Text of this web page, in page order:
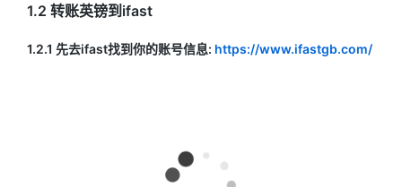
1.2 转账英镑到ifast
1.2.1 先去ifast找到你的账号信息: https://www.ifastgb.com/